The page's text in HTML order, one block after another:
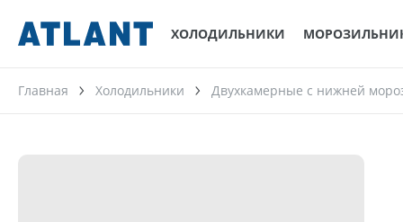
ХОЛОДИЛЬНИКИ
Главная Холодильники Двухкамерные с нижней